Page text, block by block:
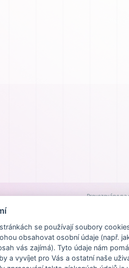
Provozováno na
se používají soubory
obsahovat osobní údaje (např.
vás zajímá). Tyto údaje nám
a vyvíjet pro Vás a ostatní naše